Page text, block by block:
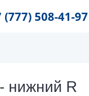
(777) 508-41-97
нижний R